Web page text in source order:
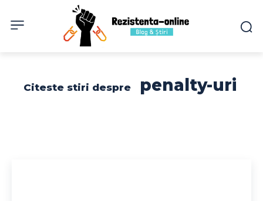
Citeste stiri despre penalty-uri